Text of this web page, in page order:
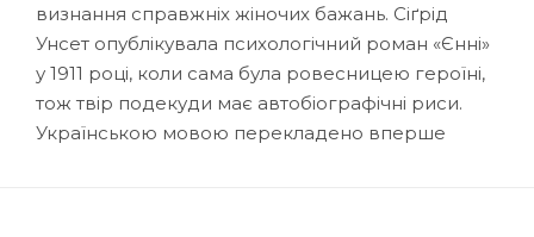
визнання справжніх жіночих бажань. Сіґрід
Унсет опублікувала психологічний роман «Єнні»
у 1911 році, коли сама була ровесницею героїні,
тож твір подекуди має автобіографічні риси.
Українською мовою перекладено вперше